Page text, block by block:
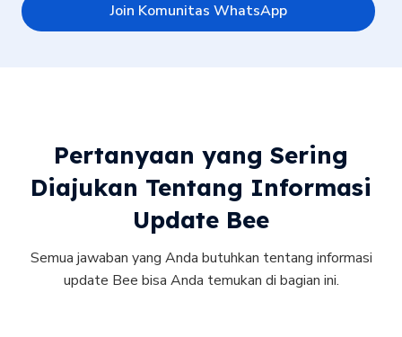
Join Komunitas WhatsApp
Pertanyaan yang Sering
Diajukan Tentang Informasi
Update Bee
Semua jawaban yang Anda butuhkan tentang informasi
update Bee bisa Anda temukan di bagian ini.